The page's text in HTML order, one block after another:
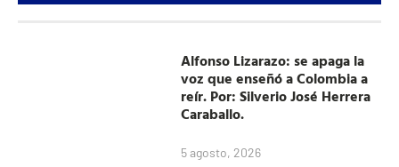
Alfonso Lizarazo: se apaga la
voz que enseñó a Colombia a
reír. Por: Silverio José Herrera
Caraballo.
5 agosto, 2026